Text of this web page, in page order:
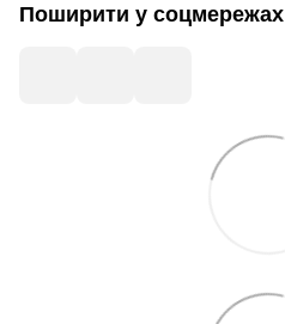
Поширити у соцмережах